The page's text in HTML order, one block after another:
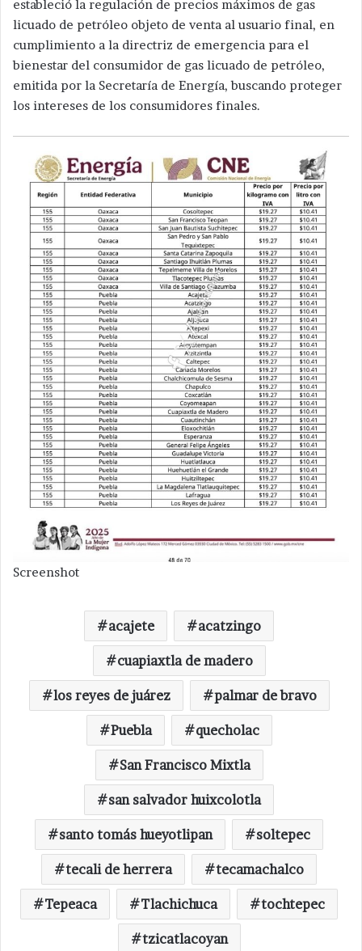
estableció la regulación de precios máximos de gas
licuado de petróleo objeto de venta al usuario final, en
cumplimiento a la directriz de emergencia para el
bienestar del consumidor de gas licuado de petróleo,
emitida por la Secretaría de Energía, buscando proteger
los intereses de los consumidores finales.
Screenshot
acajete acatzingo
cuapiaxtla de madero
los reyes de juárez palmar de bravo
Puebla quecholac
San Francisco Mixtla
san salvador huixcolotla
santo tomás hueyotlipan soltepec
tecali de herrera tecamachalco
Tepeaca Tlachichuca tochtepec
tzicatlacoyan